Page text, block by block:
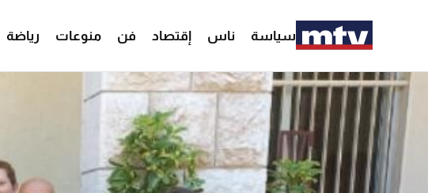
سياسة ناس إقتصاد فن منوعات رياضة